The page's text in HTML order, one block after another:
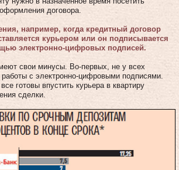
договора.
например, когда кредитный договор
курьером или он подписывается
электронно-цифровых подписей.
свои минусы. Во-первых, не у всех
работы с электронно-цифровыми подписями.
готовы впустить курьера в квартиру
сделки.